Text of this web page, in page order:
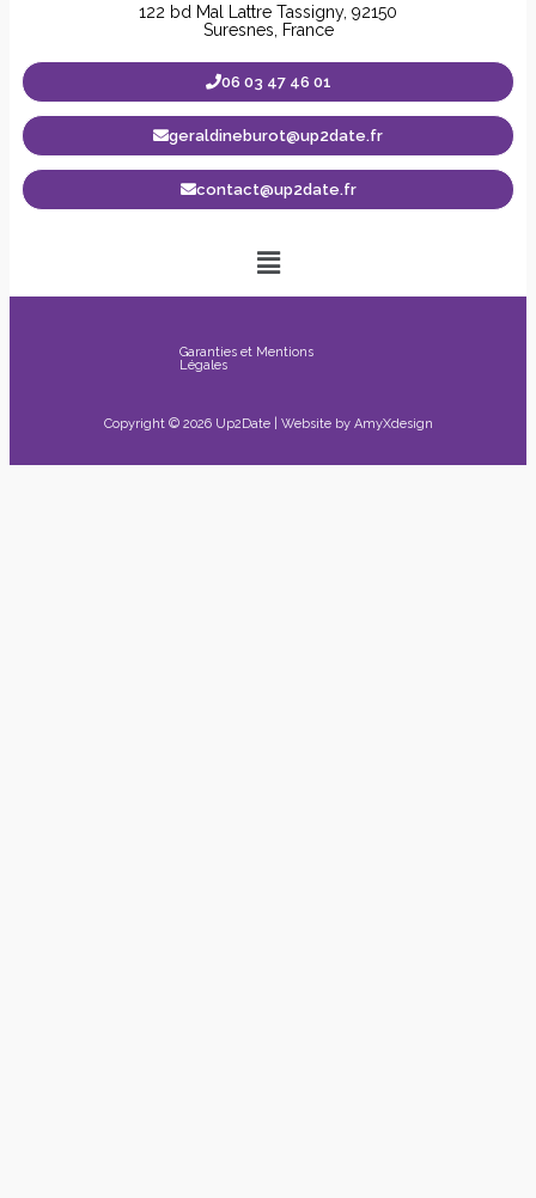
122 bd Mal Lattre Tassigny, 92150
Suresnes, France
06 03 47 46 01
geraldineburot@up2date.fr
contact@up2date.fr
Garanties et Mentions
Légales
Copyright © 2026 Up2Date | Website by AmyXdesign